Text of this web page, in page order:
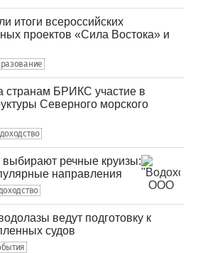
итоги всероссийских
проектов «Сила Востока» и
странам БРИКС участие в
Северного морского
речные круизы:
направления
ведут подготовку к
судов